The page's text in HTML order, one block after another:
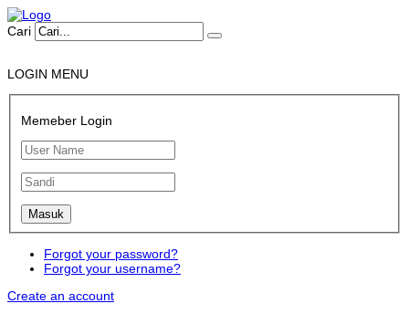
Cari
LOGIN MENU
Memeber Login
Forgot your password?
Forgot your username?
Create an account